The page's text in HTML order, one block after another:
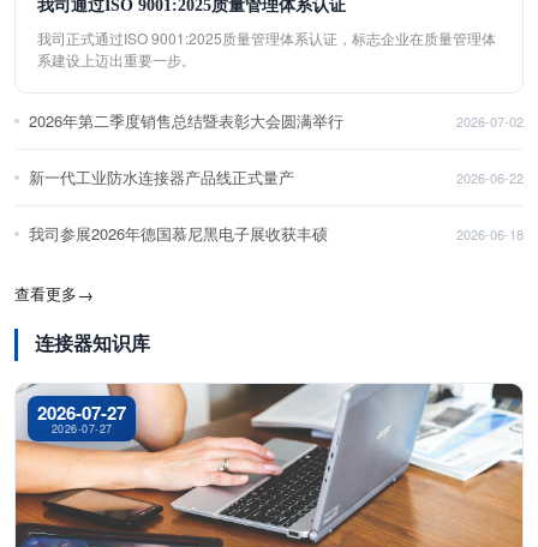
我司通过ISO 9001:2025质量管理体系认证
我司正式通过ISO 9001:2025质量管理体系认证，标志企业在质量管理体
系建设上迈出重要一步。
2026年第二季度销售总结暨表彰大会圆满举行 2026-07-02
新一代工业防水连接器产品线正式量产 2026-06-22
我司参展2026年德国慕尼黑电子展收获丰硕 2026-06-18
查看更多→
连接器知识库
2026-07-27
2026-07-27